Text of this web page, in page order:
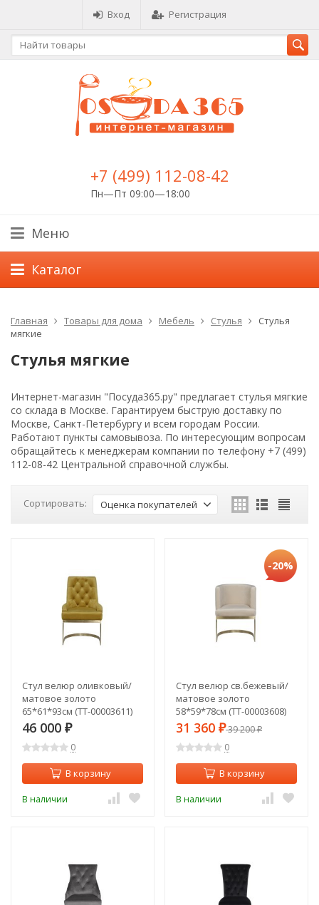
Вход Регистрация
+7 (499) 112-08-42
Пн—Пт 09:00—18:00
Меню
Каталог
Главная Товары для дома Мебель Стулья
Стулья
мягкие
Стулья мягкие
Интернет-магазин "Посуда365.ру" предлагает стулья мягкие
со склада в Москве. Гарантируем быструю доставку по
Москве, Санкт-Петербургу и всем городам России.
Работают пункты самовывоза. По интересующим вопросам
обращайтесь к менеджерам компании по телефону +7 (499)
112-08-42 Центральной справочной службы.
Сортировать: Оценка покупателей
Стул велюр оливковый/
матовое золото
65*61*93см (TT-00003611)
46 000 ₽
0
В корзину
В наличии
-20%
Стул велюр св.бежевый/
матовое золото
58*59*78см (TT-00003608)
31 360 ₽39 200₽
0
В корзину
В наличии